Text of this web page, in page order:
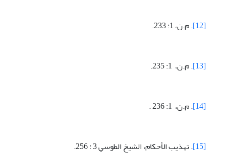
[12] . م.ن، 1: 233.
[13] . م.ن، 1: 235.
[14] . م.ن، 1: 236 .
[15] . تهذيب الأحکام، الشيخ الطوسي 3 : 256.